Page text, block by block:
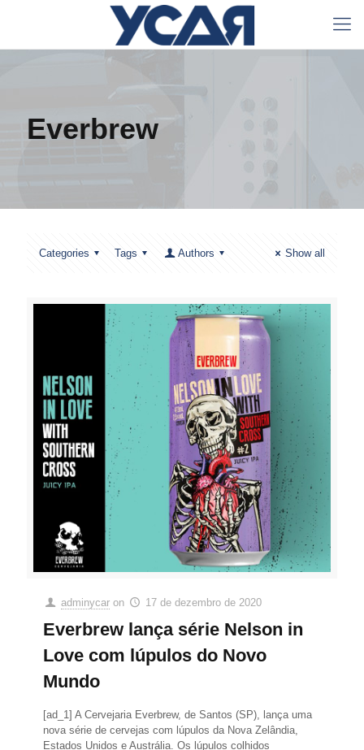
Everbrew
Categories Tags Authors Show all
adminycar on 17 de dezembro de 2020
Everbrew lança série Nelson in
Love com lúpulos do Novo
Mundo
[ad_1] A Cervejaria Everbrew, de Santos (SP), lança uma
nova série de cervejas com lúpulos da Nova Zelândia,
Estados Unidos e Austrália. Os lúpulos colhidos